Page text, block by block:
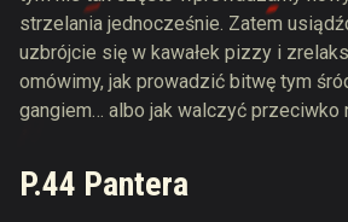
strzelania jednocześnie. Zatem
uzbrójcie się w kawałek pizzy i
omówimy, jak prowadzić bitwę tym
gangiem… albo jak walczyć przeciwko
P.44 Pantera